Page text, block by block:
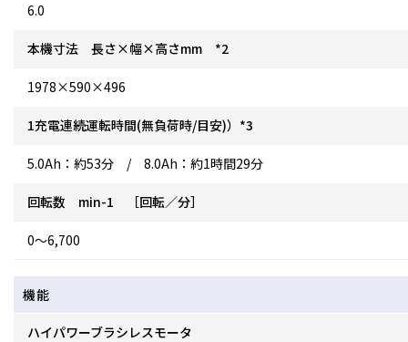
6.0
本機寸法 長さ×幅×高さmm *2
1978×590×496
1充電連続運転時間(無負荷時/目安)）*3
5.0Ah：約53分 / 8.0Ah：約1時間29分
回転数 min-1 ［回転／分］
0～6,700
機能
ハイパワーブラシレスモータ